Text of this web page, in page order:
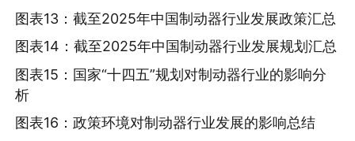
图表13：截至2025年中国制动器行业发展政策汇总
图表14：截至2025年中国制动器行业发展规划汇总
图表15：国家“十四五”规划对制动器行业的影响分
析
图表16：政策环境对制动器行业发展的影响总结